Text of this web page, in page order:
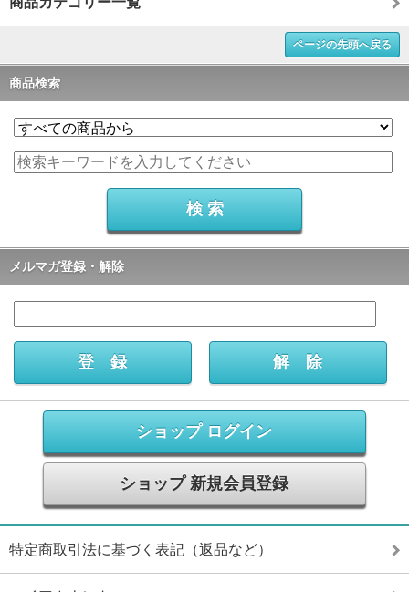
ページの先頭へ戻る
商品検索
メルマガ登録・解除
ショップ ログイン
ショップ 新規会員登録
特定商取引法に基づく表記（返品など）